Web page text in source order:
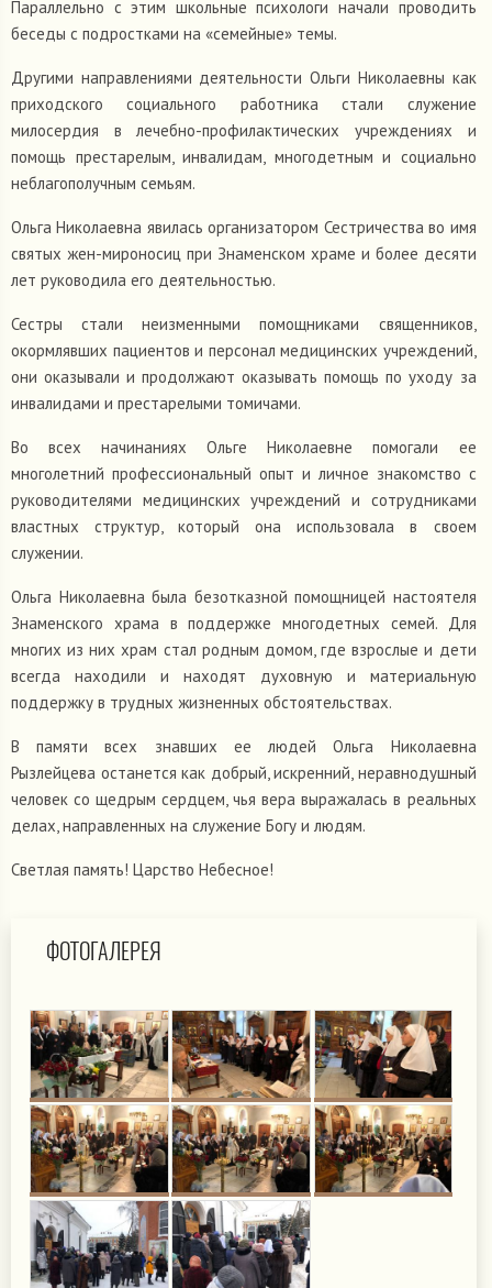
Параллельно с этим школьные психологи начали проводить
беседы с подростками на «семейные» темы.
Другими направлениями деятельности Ольги Николаевны как
приходского социального работника стали служение
милосердия в лечебно-профилактических учреждениях и
помощь престарелым, инвалидам, многодетным и социально
неблагополучным семьям.
Ольга Николаевна явилась организатором Сестричества во имя
святых жен-мироносиц при Знаменском храме и более десяти
лет руководила его деятельностью.
Сестры стали неизменными помощниками священников,
окормлявших пациентов и персонал медицинских учреждений,
они оказывали и продолжают оказывать помощь по уходу за
инвалидами и престарелыми томичами.
Во всех начинаниях Ольге Николаевне помогали ее
многолетний профессиональный опыт и личное знакомство с
руководителями медицинских учреждений и сотрудниками
властных структур, который она использовала в своем
служении.
Ольга Николаевна была безотказной помощницей настоятеля
Знаменского храма в поддержке многодетных семей. Для
многих из них храм стал родным домом, где взрослые и дети
всегда находили и находят духовную и материальную
поддержку в трудных жизненных обстоятельствах.
В памяти всех знавших ее людей Ольга Николаевна
Рызлейцева останется как добрый, искренний, неравнодушный
человек со щедрым сердцем, чья вера выражалась в реальных
делах, направленных на служение Богу и людям.
Светлая память! Царство Небесное!
ФОТОГАЛЕРЕЯ